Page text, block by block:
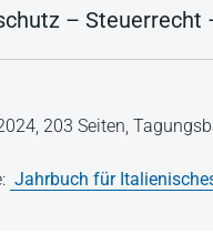
–
203 Seiten,
Jahrbuch für